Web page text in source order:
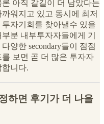
아직 갈길이 더 남았다는
워지고 있고 동시에 최저
자기회를 찾아낼수 있을
분 내부투자자들에게 기
양한 secondary들이 점점
보면 곧 더 많은 투자자
니다.
하면 후기가 더 나을